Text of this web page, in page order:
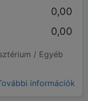
0,00
0,00
/ Egyéb
információk